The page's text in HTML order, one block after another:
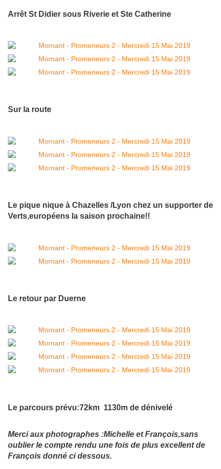
Arrêt St Didier sous Riverie et Ste Catherine
Sur la route
Le pique nique à Chazelles /Lyon chez un supporter de
Verts,européens la saison prochaine!!
Le retour par Duerne
Le parcours prévu:72km 1130m de dénivelé
Merci aux photographes :Michelle et François,sans
oublier le compte rendu une fois de plus excellent de
François donné ci dessous.